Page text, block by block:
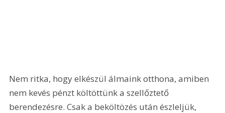
Nem ritka, hogy elkészül álmaink otthona, amiben
nem kevés pénzt költöttünk a szellőztető
berendezésre. Csak a beköltözés után észleljük,